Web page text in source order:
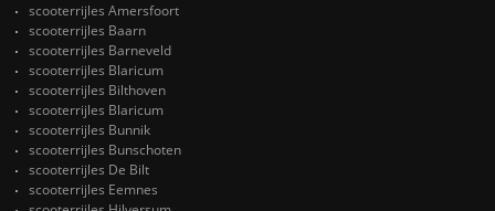
scooterrijles Amersfoort
scooterrijles Baarn
scooterrijles Barneveld
scooterrijles Blaricum
scooterrijles Bilthoven
scooterrijles Blaricum
scooterrijles Bunnik
scooterrijles Bunschoten
scooterrijles De Bilt
scooterrijles Eemnes